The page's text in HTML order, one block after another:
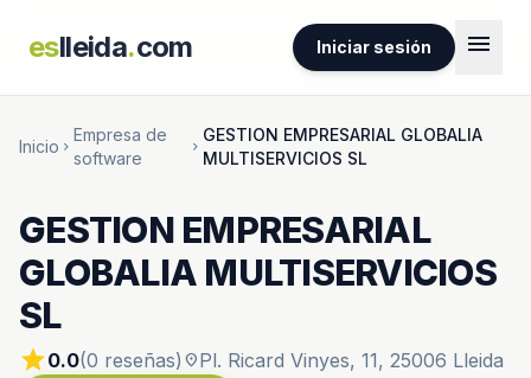
eslleida.com Iniciar sesión menu
Inicio chevron_right
Empresa de
software
chevron_right
GESTION EMPRESARIAL GLOBALIA
MULTISERVICIOS SL
GESTION EMPRESARIAL
GLOBALIA MULTISERVICIOS
SL
star0.0(0 reseñas) location_onPl. Ricard Vinyes, 11, 25006 Lleida